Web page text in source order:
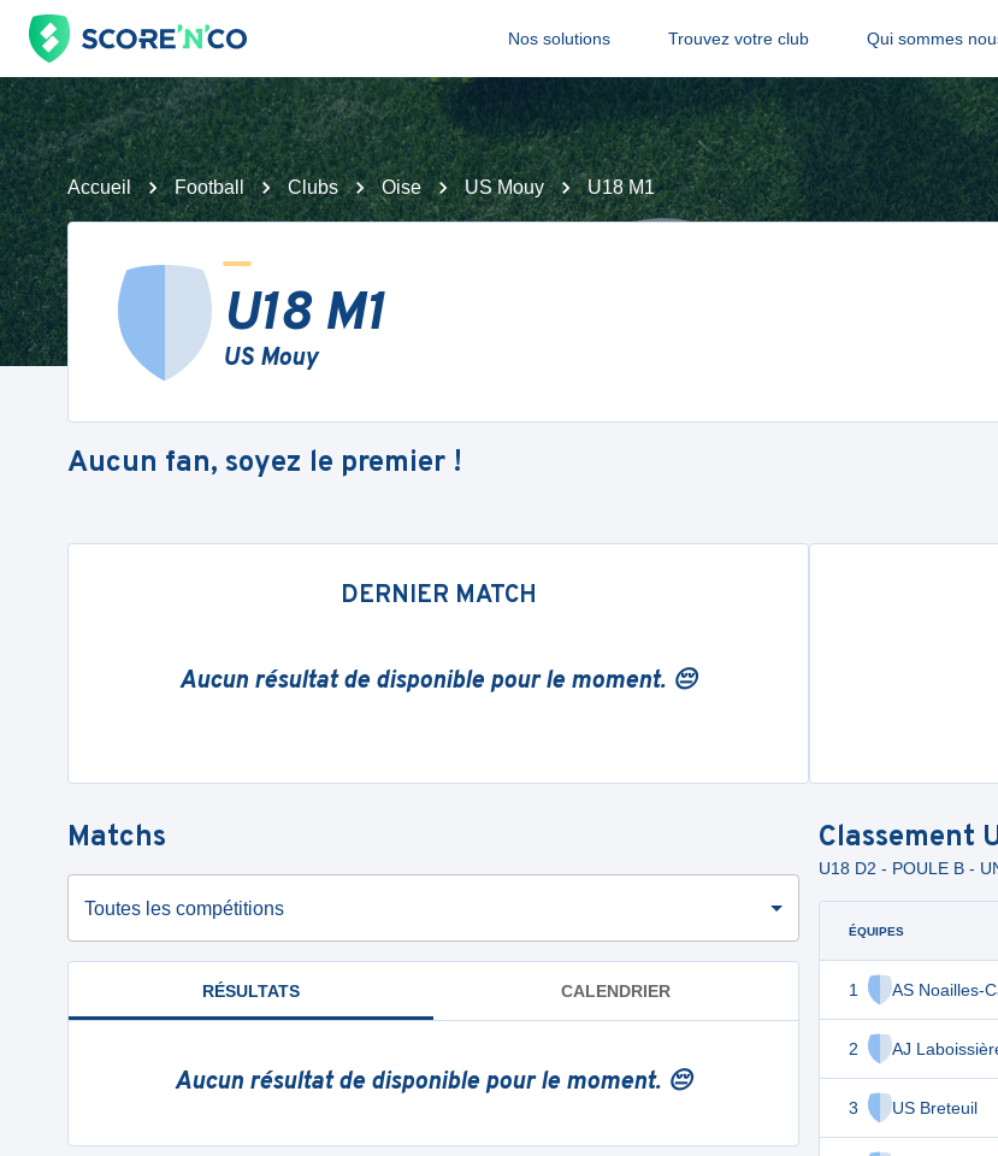
Nos solutions Trouvez votre club Qui sommes
Accueil Football Clubs Oise US Mouy U18 M1
U18 M1
US Mouy
Aucun fan, soyez le premier !
DERNIER MATCH
Aucun résultat de disponible pour le moment. 😔
Matchs
Toutes les compétitions
RÉSULTATS CALENDRIER
Aucun résultat de disponible pour le moment. 😔
Classement
U18 D2 - POULE B -
ÉQUIPES
1 AS Noailles-
2 AJ
3 US Breteuil